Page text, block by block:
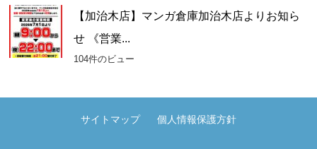
【加治木店】マンガ倉庫加治木店よりお知ら
せ 《営業...
104件のビュー
サイトマップ 個人情報保護方針